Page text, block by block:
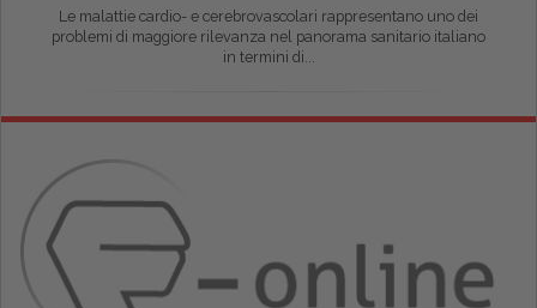
Le malattie cardio- e cerebrovascolari rappresentano uno dei
problemi di maggiore rilevanza nel panorama sanitario italiano
in termini di...